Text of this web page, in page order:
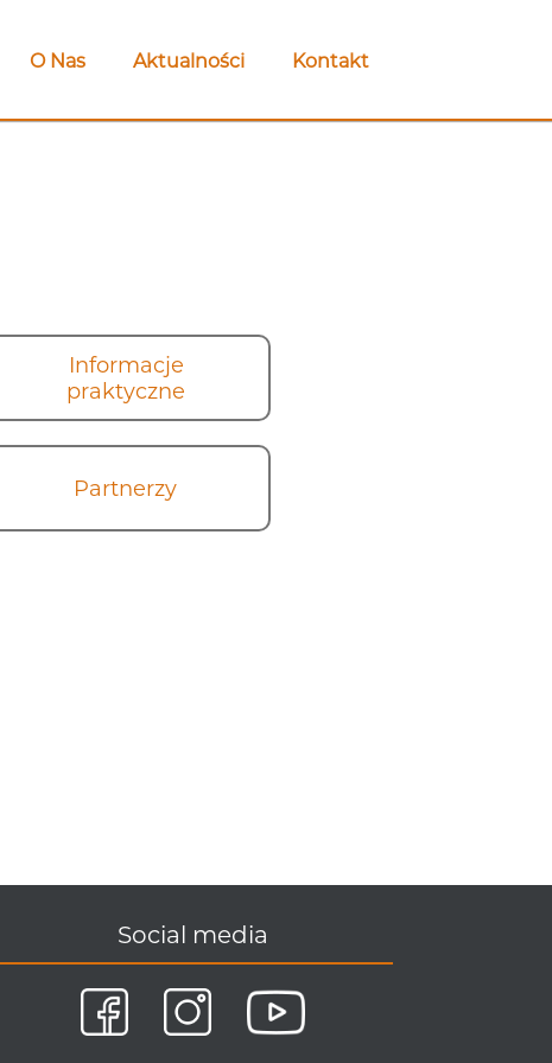
O Nas Aktualności Kontakt
Informacje
praktyczne
Partnerzy
Social media